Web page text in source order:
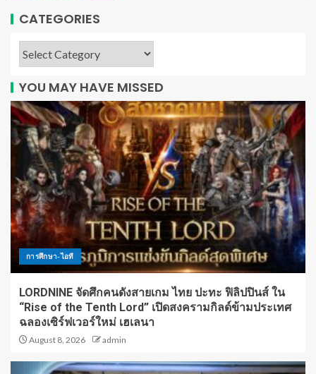
CATEGORIES
YOU MAY HAVE MISSED
การศึกษา-ไอที
LORDNINE จัดศึกคนดังสายเกม ไทย ปะทะ ฟิลิปปินส์ ใน
“Rise of the Tenth Lord” เปิดสงครามกิลด์ข้ามประเทศ
ฉลองเซิร์ฟเวอร์ใหม่ เฮเลนา
August 8, 2026 admin